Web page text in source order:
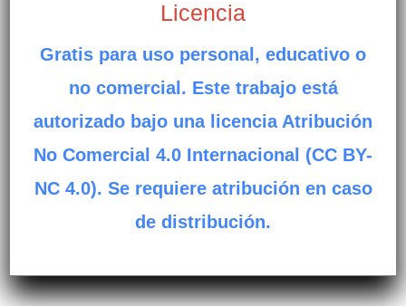
Licencia
Gratis para uso personal, educativo o
no comercial. Este trabajo está
autorizado bajo una licencia Atribución
No Comercial 4.0 Internacional (CC BY-
NC 4.0). Se requiere atribución en caso
de distribución.